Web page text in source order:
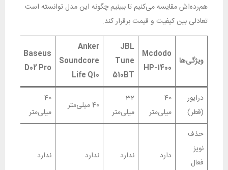
هم‌رده‌اش مقایسه می‌کنیم تا ببینیم چگونه این مدل توانسته است
تعادلی بین کیفیت و قیمت برقرار کند.
ویژگی‌ها
Mcdodo
HP-1400
JBL
Tune
510BT
Anker
Soundcore
Life Q10
Baseus
D02 Pro
درایور
(قطر)
40
میلی‌متر
32
میلی‌متر
40 میلی‌متر
40
میلی‌متر
حذف
نویز
فعال
دارد ندارد ندارد ندارد